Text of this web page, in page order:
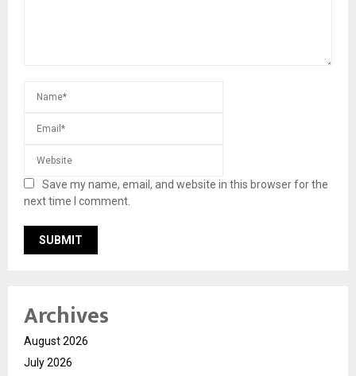
Save my name, email, and website in this browser for the
next time I comment.
Archives
August 2026
July 2026